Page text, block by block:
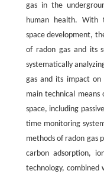
gas in the
human health. With
space development,
of radon gas and its
systematically
gas and its impact on
main technical
space, including
time monitoring
methods of radon gas
carbon adsorption,
technology,